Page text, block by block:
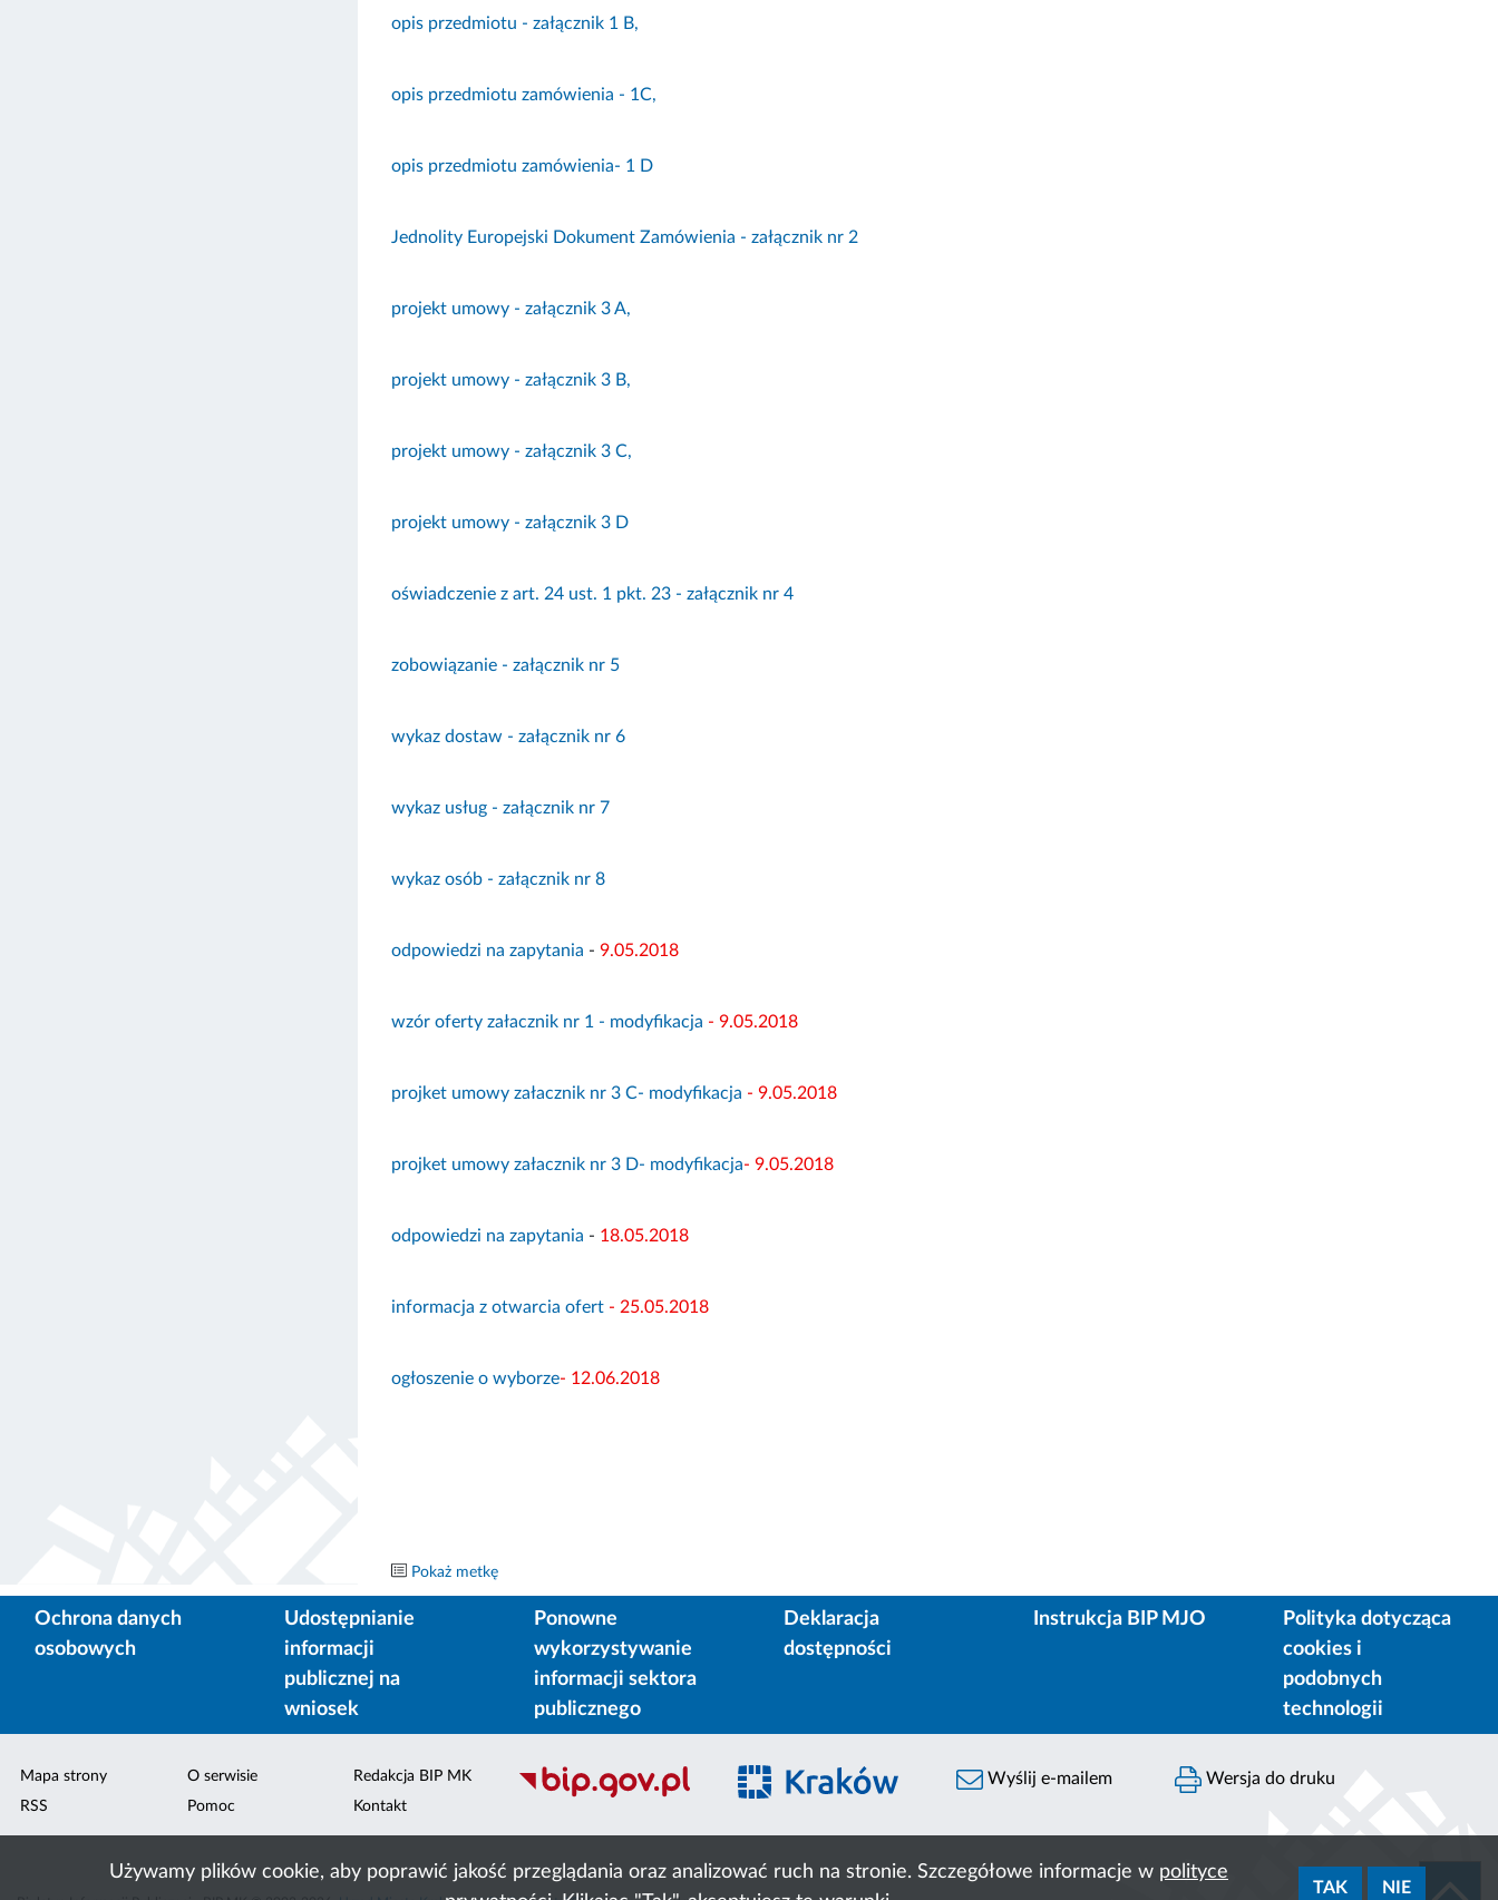
Używamy plików cookie, aby poprawić jakość przeglądania oraz analizować ruch na stronie. Szczegółowe informacje w polityce
TAK NIE
opis przedmiotu - załącznik 1 B,
opis przedmiotu zamówienia - 1C,
opis przedmiotu zamówienia- 1 D
Jednolity Europejski Dokument Zamówienia - załącznik nr 2
projekt umowy - załącznik 3 A,
projekt umowy - załącznik 3 B,
projekt umowy - załącznik 3 C,
projekt umowy - załącznik 3 D
oświadczenie z art. 24 ust. 1 pkt. 23 - załącznik nr 4
zobowiązanie - załącznik nr 5
wykaz dostaw - załącznik nr 6
wykaz usług - załącznik nr 7
wykaz osób - załącznik nr 8
odpowiedzi na zapytania - 9.05.2018
wzór oferty załacznik nr 1 - modyfikacja - 9.05.2018
projket umowy załacznik nr 3 C- modyfikacja - 9.05.2018
projket umowy załacznik nr 3 D- modyfikacja- 9.05.2018
odpowiedzi na zapytania - 18.05.2018
informacja z otwarcia ofert - 25.05.2018
ogłoszenie o wyborze- 12.06.2018
Pokaż metkę
Ochrona danych
osobowych
Udostępnianie
informacji
publicznej na
wniosek
Ponowne
wykorzystywanie
informacji sektora
publicznego
Deklaracja
dostępności
Instrukcja BIP MJO
Polityka dotycząca
cookies i
podobnych
technologii
Mapa strony
RSS
O serwisie
Pomoc
Redakcja BIP MK
Kontakt
Wyślij e-mailem Wersja do druku